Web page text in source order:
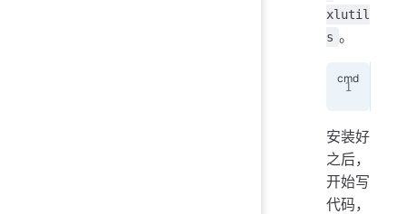
xlutil
s 。
安装好
之后，
开始写
代码，